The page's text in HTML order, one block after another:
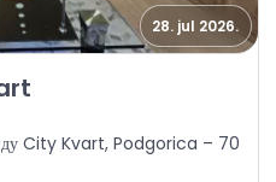
28. jul 2026.
City Kvart
City Kvart, Podgorica – 70